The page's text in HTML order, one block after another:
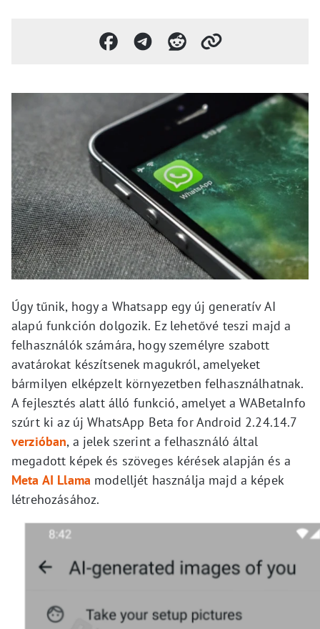
Úgy tűnik, hogy a Whatsapp egy új generatív AI
alapú funkción dolgozik. Ez lehetővé teszi majd a
felhasználók számára, hogy személyre szabott
avatárokat készítsenek magukról, amelyeket
bármilyen elképzelt környezetben felhasználhatnak.
A fejlesztés alatt álló funkció, amelyet a WABetaInfo
szúrt ki az új WhatsApp Beta for Android 2.24.14.7
verzióban, a jelek szerint a felhasználó által
megadott képek és szöveges kérések alapján és a
Meta AI Llama modelljét használja majd a képek
létrehozásához.